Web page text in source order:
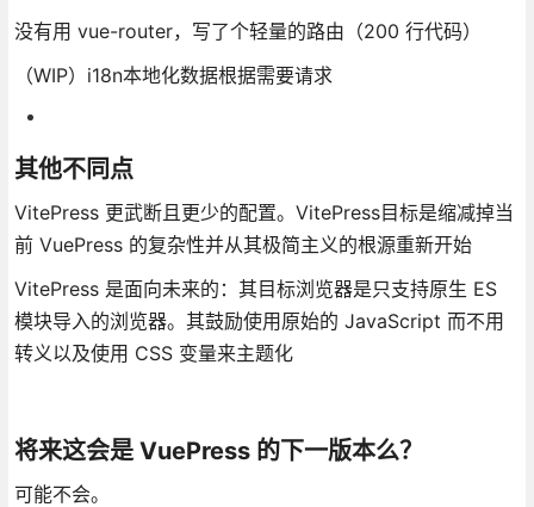
没有用 vue-router，写了个轻量的路由（200 行代码）
（WIP）i18n本地化数据根据需要请求
其他不同点
VitePress 更武断且更少的配置。VitePress目标是缩减掉当
前 VuePress 的复杂性并从其极简主义的根源重新开始
VitePress 是面向未来的：其目标浏览器是只支持原生 ES
模块导入的浏览器。其鼓励使用原始的 JavaScript 而不用
转义以及使用 CSS 变量来主题化
将来这会是 VuePress 的下一版本么？
可能不会。